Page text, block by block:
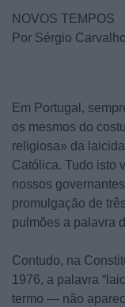
NOVOS TEMPOS
Por Sérgio Carvalho
Em Portugal,
os mesmos do
religiosa» da
Católica. Tudo isto
nossos
promulgação de
pulmões a palavra
Contudo, na
1976, a palavra
termo — não